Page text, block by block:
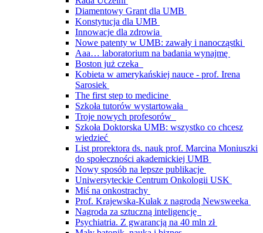
Diamentowy Grant dla UMB
Konstytucja dla UMB
Innowacje dla zdrowia
Nowe patenty w UMB: zawały i nanocząstki
Aaa… laboratorium na badania wynajmę
Boston już czeka
Kobieta w amerykańskiej nauce - prof. Irena
Sarosiek
The first step to medicine
Szkoła tutorów wystartowała
Troje nowych profesorów
Szkoła Doktorska UMB: wszystko co chcesz
wiedzieć
List prorektora ds. nauk prof. Marcina Moniuszki
do społeczności akademickiej UMB
Nowy sposób na lepsze publikacje
Uniwersyteckie Centrum Onkologii USK
Miś na onkostrachy
Prof. Krajewska-Kułak z nagrodą Newsweeka
Nagroda za sztuczną inteligencję
Psychiatria. Z gwarancją na 40 mln zł